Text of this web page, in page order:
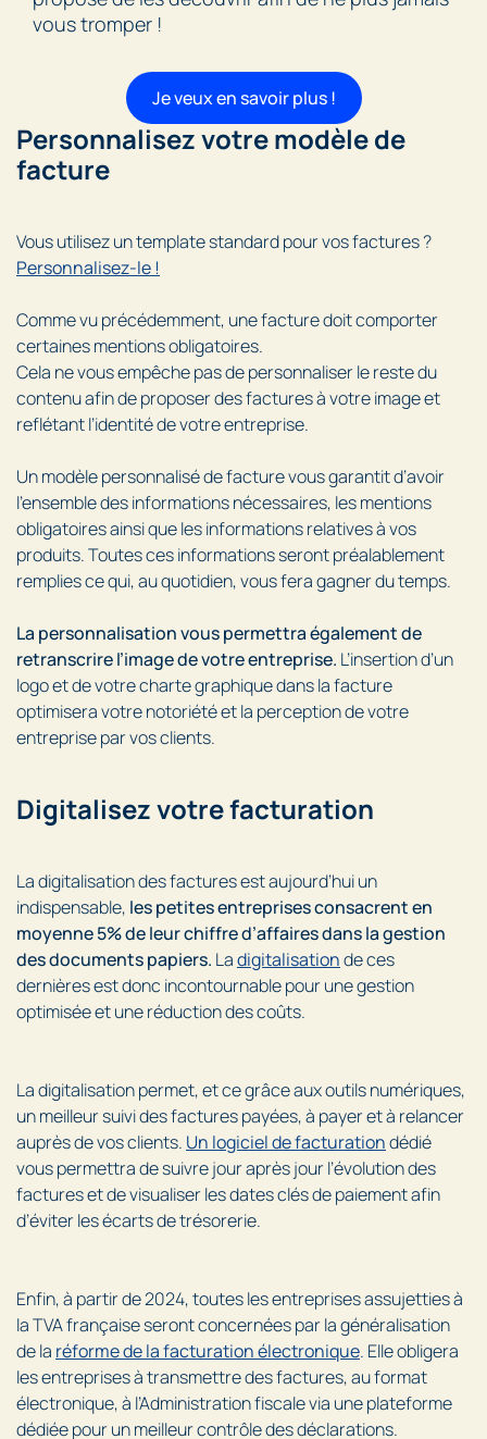
vous tromper !
Je veux en savoir plus !
Personnalisez votre modèle de
facture
Vous utilisez un template standard pour vos factures ?
Personnalisez-le !
Comme vu précédemment, une facture doit comporter
certaines mentions obligatoires.
Cela ne vous empêche pas de personnaliser le reste du
contenu afin de proposer des factures à votre image et
reflétant l’identité de votre entreprise.
Un modèle personnalisé de facture vous garantit d’avoir
l’ensemble des informations nécessaires, les mentions
obligatoires ainsi que les informations relatives à vos
produits. Toutes ces informations seront préalablement
remplies ce qui, au quotidien, vous fera gagner du temps.
La personnalisation vous permettra également de
retranscrire l’image de votre entreprise. L’insertion d’un
logo et de votre charte graphique dans la facture
optimisera votre notoriété et la perception de votre
entreprise par vos clients.
Digitalisez votre facturation
La digitalisation des factures est aujourd’hui un
indispensable, les petites entreprises consacrent en
moyenne 5% de leur chiffre d’affaires dans la gestion
des documents papiers. Ladigitalisationde ces
dernières est donc incontournable pour une gestion
optimisée et une réduction des coûts.
La digitalisation permet, et ce grâce aux outils numériques,
un meilleur suivi des factures payées, à payer et à relancer
auprès de vos clients. Un logiciel de facturationdédié
vous permettra de suivre jour après jour l’évolution des
factures et de visualiser les dates clés de paiement afin
d’éviter les écarts de trésorerie.
Enfin, à partir de 2024, toutes les entreprises assujetties à
la TVA française seront concernées par la généralisation
de la réforme de la facturation électronique. Elle obligera
les entreprises à transmettre des factures, au format
électronique, à l’Administration fiscale via une plateforme
dédiée pour un meilleur contrôle des déclarations.